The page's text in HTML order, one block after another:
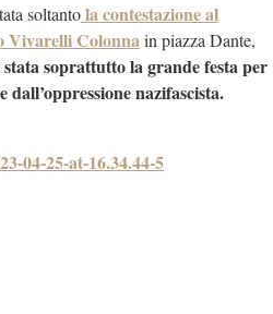
soltantola contestazione al
Vivarelli Colonnain piazza Dante,
stata soprattutto la grande festa per
nazifascista.